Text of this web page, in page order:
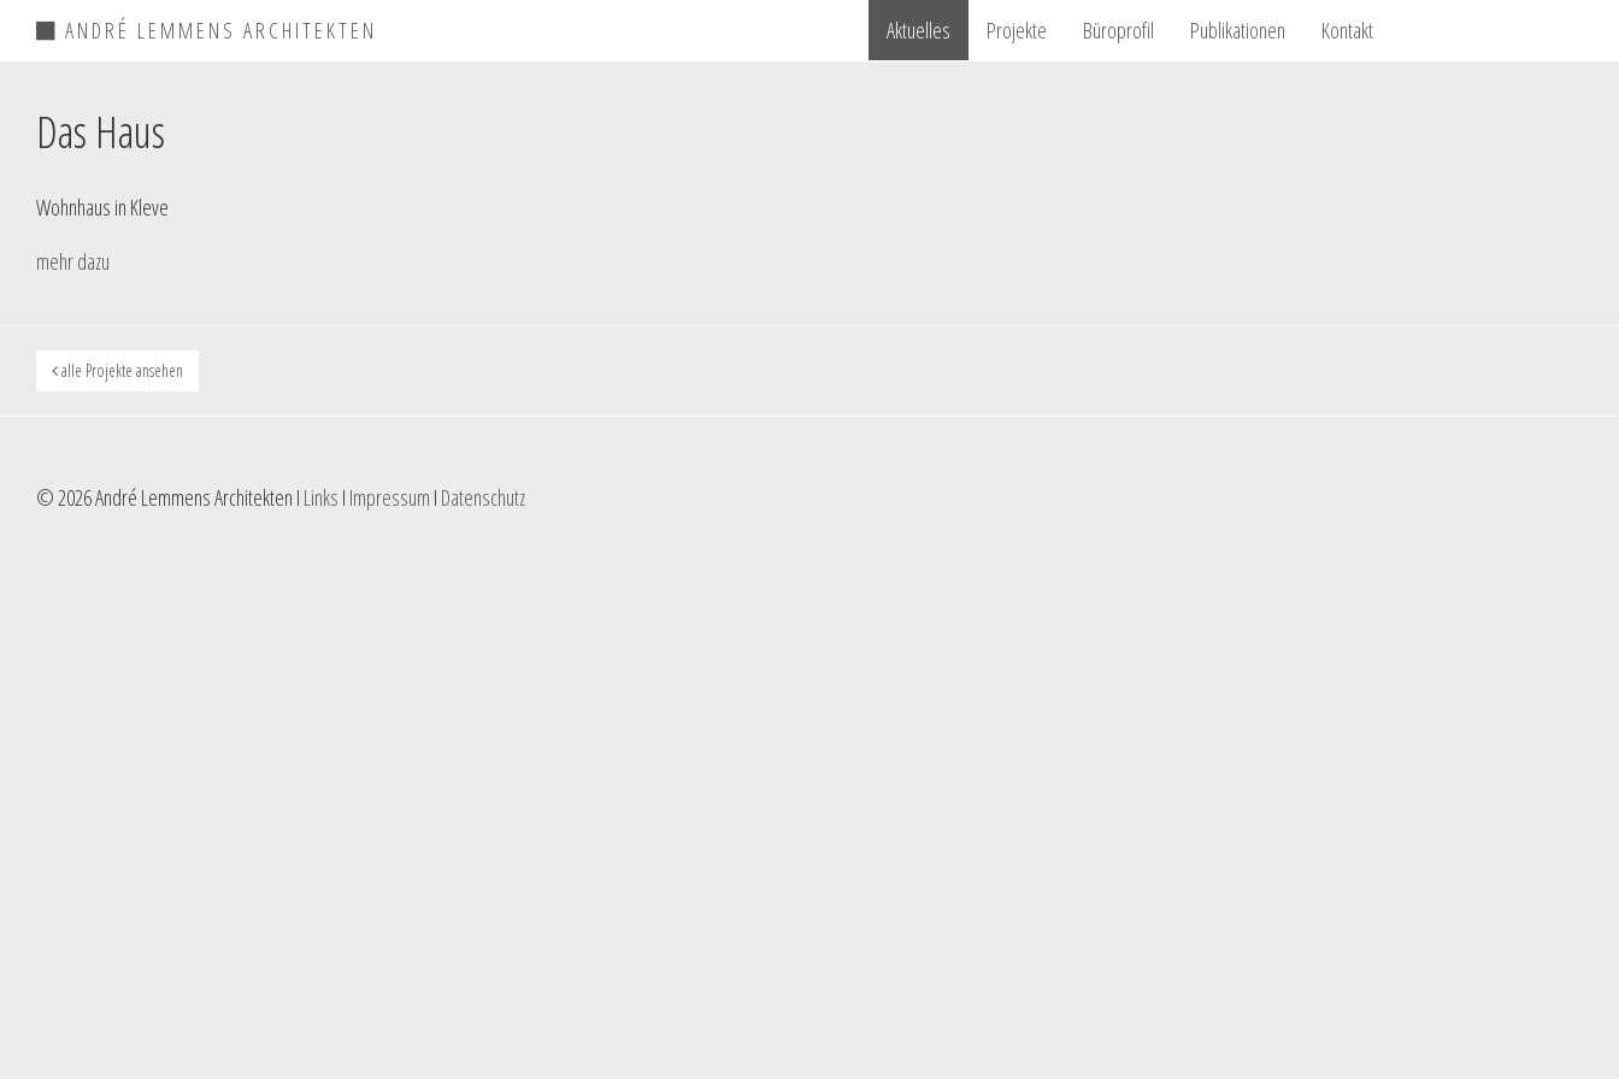
ANDRÉ LEMMENS ARCHITEKTEN Aktuelles Projekte Büroprofil Publikationen Kontakt
Das Haus
Wohnhaus in Kleve
mehr dazu
alle Projekte ansehen
© 2026 André Lemmens Architekten I Links I Impressum I Datenschutz